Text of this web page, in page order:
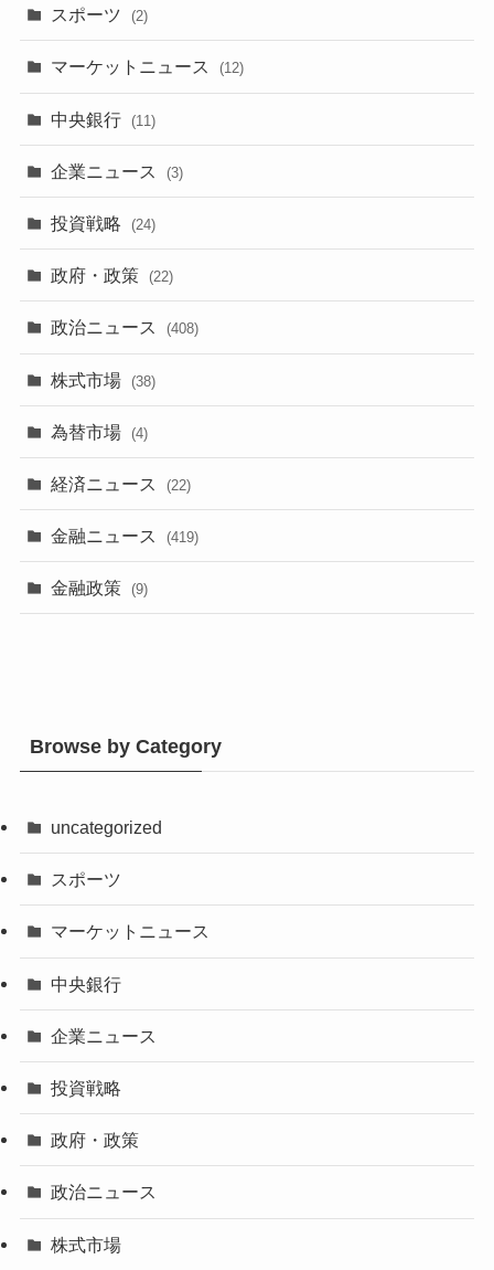
スポーツ (2)
マーケットニュース (12)
中央銀行 (11)
企業ニュース (3)
投資戦略 (24)
政府・政策 (22)
政治ニュース (408)
株式市場 (38)
為替市場 (4)
経済ニュース (22)
金融ニュース (419)
金融政策 (9)
Browse by Category
uncategorized
スポーツ
マーケットニュース
中央銀行
企業ニュース
投資戦略
政府・政策
政治ニュース
株式市場